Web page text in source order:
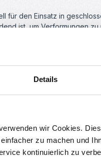
Details
wir Cookies.
zu machen und
kontinuierlich zu
für den Einsatz in
ist, um Verformungen
Sunlu zeichnet sich durch
und optisch intakt.
Filament mit hoher
dass höchste
von 250-
zwischen